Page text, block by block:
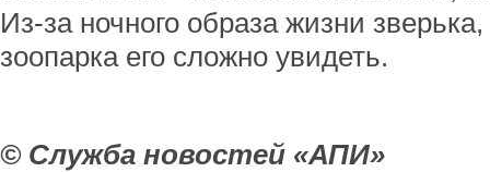
Из-за ночного образа жизни
зоопарка его сложно увидеть.
© Служба новостей «АПИ»